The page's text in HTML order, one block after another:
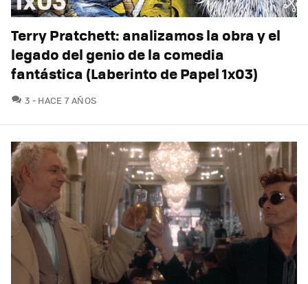
Terry Pratchett: analizamos la obra y el
legado del genio de la comedia
fantástica (Laberinto de Papel 1x03)
3 COMENTARIOS
HACE 7 AÑOS